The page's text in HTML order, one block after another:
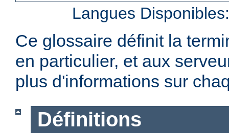
Langues
Ce glossaire définit la
en particulier, et aux
plus d'informations sur
Définitions